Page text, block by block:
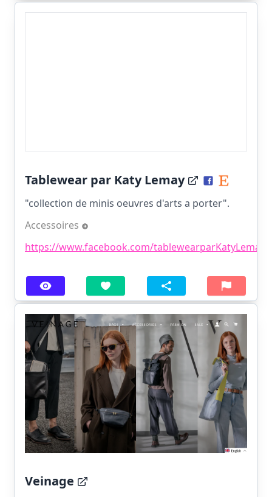
Tablewear par Katy Lemay
"collection de minis oeuvres d'arts a porter".
Accessoires
https://www.facebook.com/tablewearparKatyLemay
Veinage